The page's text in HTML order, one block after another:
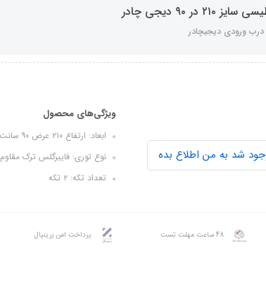
۹۰ دیجی چادر
ورودی دیجیچادر
شد به من اطلاع بده
ویژگی‌های محصول
ابعاد: ارتفاع ۲۱۰ عرض ۹۰ سانت
نوع توری: فایبرگلس ترک مقاوم
تعداد تکه: ۲ تکه
48 ساعت مهلت تست پرداخت امن زرینپال